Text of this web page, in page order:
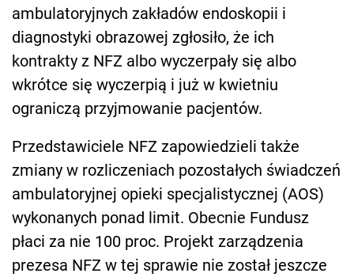
ambulatoryjnych zakładów endoskopii i
diagnostyki obrazowej zgłosiło, że ich
kontrakty z NFZ albo wyczerpały się albo
wkrótce się wyczerpią i już w kwietniu
ograniczą przyjmowanie pacjentów.
Przedstawiciele NFZ zapowiedzieli także
zmiany w rozliczeniach pozostałych świadczeń
ambulatoryjnej opieki specjalistycznej (AOS)
wykonanych ponad limit. Obecnie Fundusz
płaci za nie 100 proc. Projekt zarządzenia
prezesa NFZ w tej sprawie nie został jeszcze